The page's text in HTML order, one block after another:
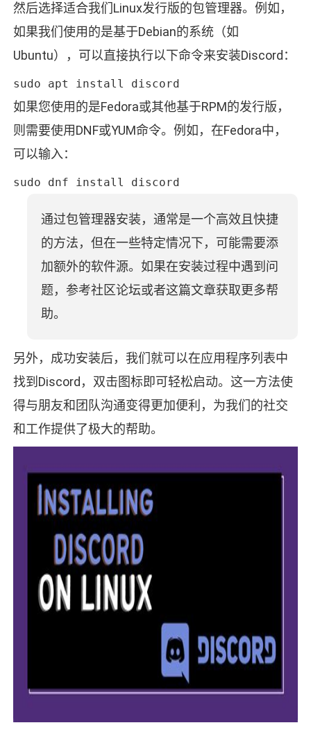
然后选择适合我们Linux发行版的包管理器。例如，
如果我们使用的是基于Debian的系统（如
Ubuntu），可以直接执行以下命令来安装Discord：
sudo apt install discord
如果您使用的是Fedora或其他基于RPM的发行版，
则需要使用DNF或YUM命令。例如，在Fedora中，
可以输入：
sudo dnf install discord
通过包管理器安装，通常是一个高效且快捷
的方法，但在一些特定情况下，可能需要添
加额外的软件源。如果在安装过程中遇到问
题，参考社区论坛或者这篇文章获取更多帮
助。
另外，成功安装后，我们就可以在应用程序列表中
找到Discord，双击图标即可轻松启动。这一方法使
得与朋友和团队沟通变得更加便利，为我们的社交
和工作提供了极大的帮助。